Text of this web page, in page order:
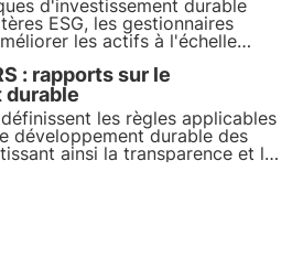
d'investissement durable
ESG, les gestionnaires
les actifs à l'échelle
de leurs produits. Un bilan
d'investissement et de
d'une importance capitale.
: rapports sur le
durable
définissent les règles applicables
développement durable des
ainsi la transparence et la
sur tous les aspects ESG.